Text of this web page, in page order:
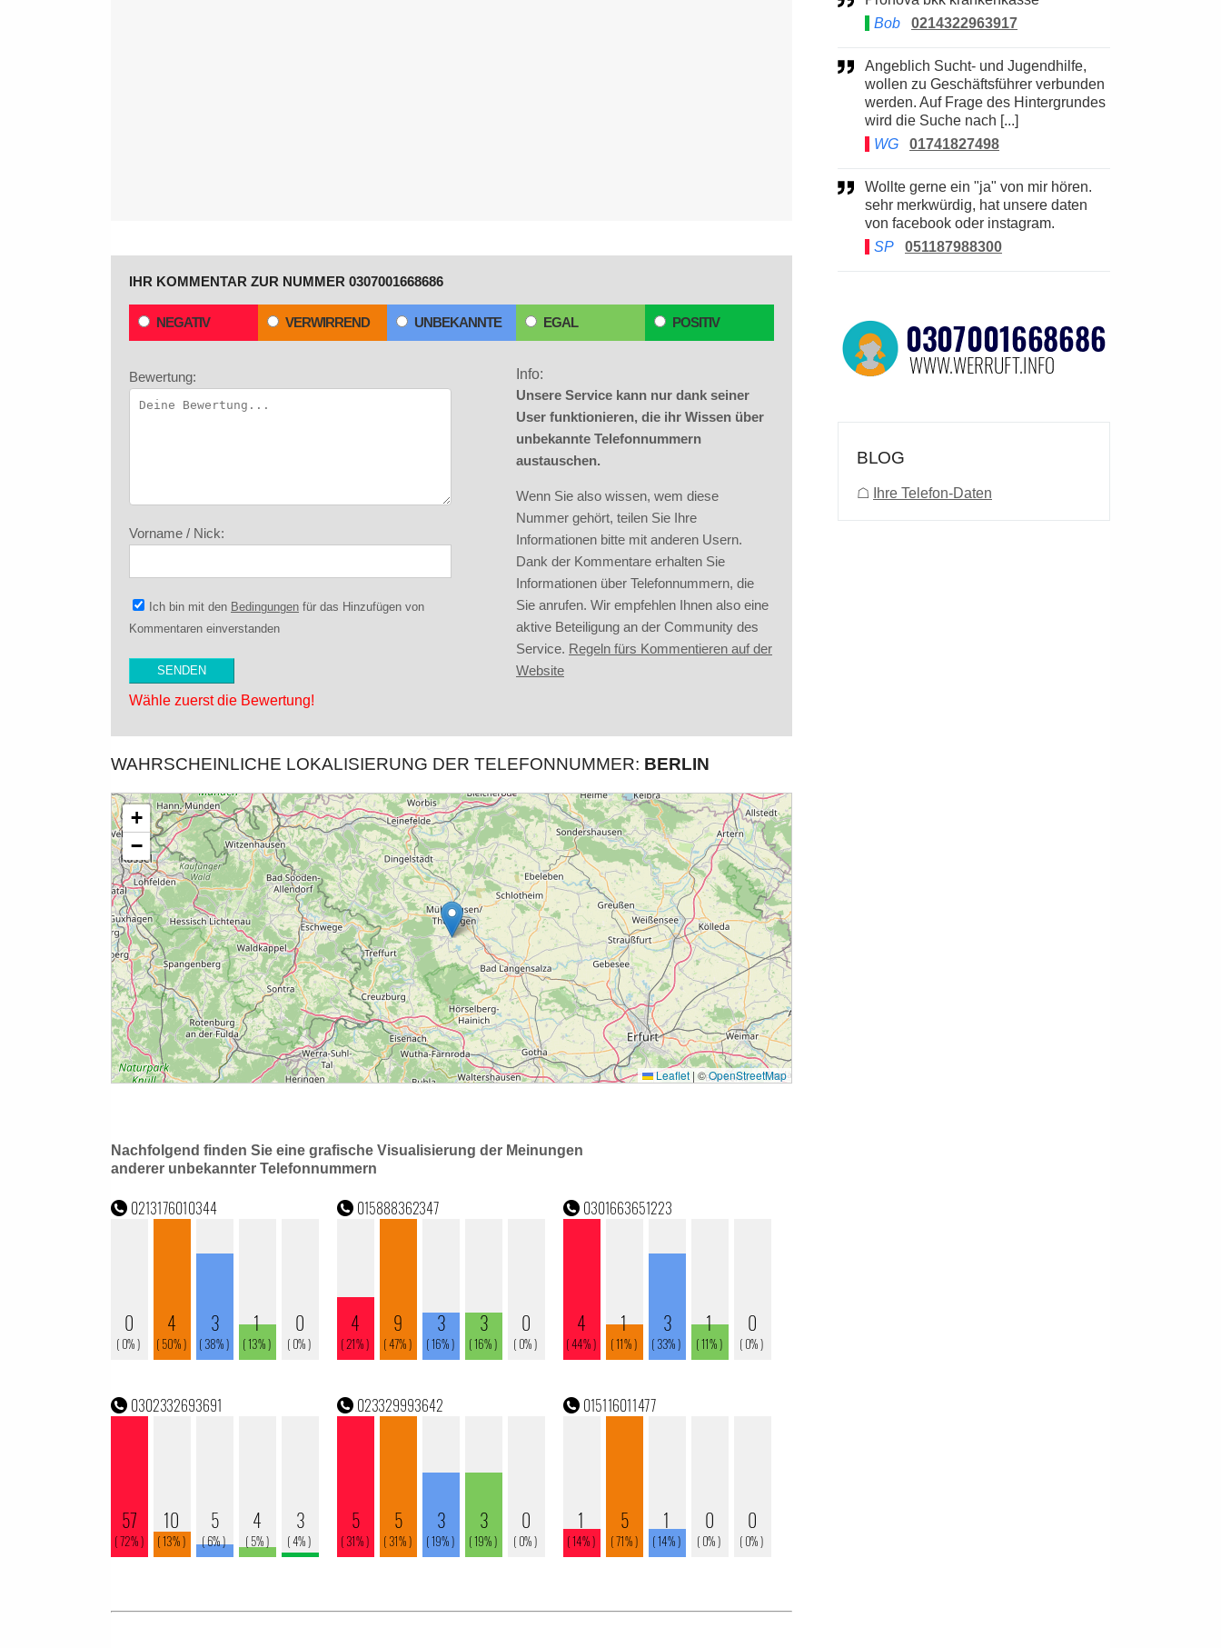
IHR KOMMENTAR ZUR NUMMER 0307001668686
NEGATIV VERWIRREND UNBEKANNTE EGAL POSITIV
Bewertung:
Vorname / Nick:
Ich bin mit den Bedingungen für das Hinzufügen von
Kommentaren einverstanden
Wähle zuerst die Bewertung!
Info:
Unsere Service kann nur dank seiner
User funktionieren, die ihr Wissen über
unbekannte Telefonnummern
austauschen.
Wenn Sie also wissen, wem diese
Nummer gehört, teilen Sie Ihre
Informationen bitte mit anderen Usern.
Dank der Kommentare erhalten Sie
Informationen über Telefonnummern, die
Sie anrufen. Wir empfehlen Ihnen also eine
aktive Beteiligung an der Community des
Service. Regeln fürs Kommentieren auf der
Website
WAHRSCHEINLICHE LOKALISIERUNG DER TELEFONNUMMER: BERLIN
Nachfolgend finden Sie eine grafische Visualisierung der Meinungen
anderer unbekannter Telefonnummern
Bob
0214322963917
Angeblich Sucht- und Jugendhilfe,
wollen zu Geschäftsführer verbunden
werden. Auf Frage des Hintergrundes
wird die Suche nach [...]
WG
01741827498
Wollte gerne ein "ja" von mir hören.
sehr merkwürdig, hat unsere daten
von facebook oder instagram.
SP
051187988300
BLOG
☖ Ihre Telefon-Daten